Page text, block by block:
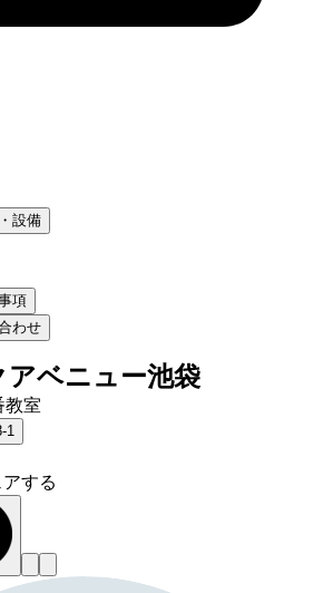
設備
項
わせ
アベニュー池袋
教室
1
する